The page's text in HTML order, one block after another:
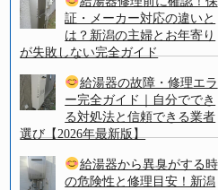
証・メーカー対応の違いと
は？新潟の主婦とお年寄り
が失敗しない完全ガイド
給湯器の故障・修理エラ
ー完全ガイド｜自分ででき
る対処法と信頼できる業者
選び【2026年最新版】
給湯器から異臭がする時
の危険性と修理目安！新潟